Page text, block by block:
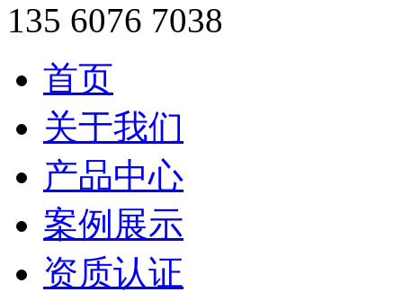
135 6076 7038
首页
关于我们
产品中心
案例展示
资质认证